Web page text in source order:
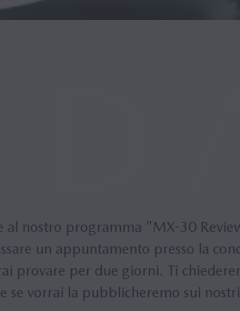
al nostro programma "MX-30
un appuntamento presso la
provare per due giorni. Ti
se vorrai la pubblicheremo sui